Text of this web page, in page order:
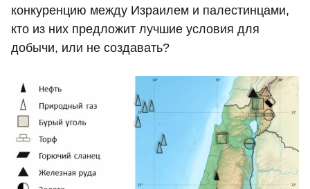
конкуренцию между Израилем и палестинцами,
кто из них предложит лучшие условия для
добычи, или не создавать?